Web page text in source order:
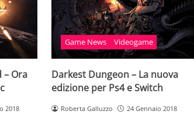
– Ora
2018
Game News Videogame
Darkest Dungeon – La nuova
edizione per Ps4 e Switch
Roberta Galluzzo 24 Gennaio 2018